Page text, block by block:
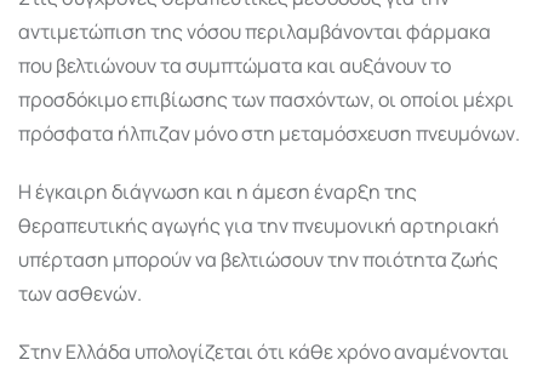
αντιμετώπιση της νόσου περιλαμβάνονται φάρμακα
που βελτιώνουν τα συμπτώματα και αυξάνουν το
προσδόκιμο επιβίωσης των πασχόντων, οι οποίοι μέχρι
πρόσφατα ήλπιζαν μόνο στη μεταμόσχευση πνευμόνων.
Η έγκαιρη διάγνωση και η άμεση έναρξη της
θεραπευτικής αγωγής για την πνευμονική αρτηριακή
υπέρταση μπορούν να βελτιώσουν την ποιότητα ζωής
των ασθενών.
Στην Ελλάδα υπολογίζεται ότι κάθε χρόνο αναμένονται